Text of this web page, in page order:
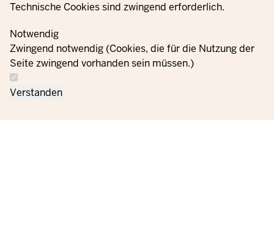
Technische Cookies sind zwingend erforderlich.
Notwendig
Zwingend notwendig (Cookies, die für die Nutzung der
Seite zwingend vorhanden sein müssen.)
Verstanden
www.deutsche-rentenversicherung.de